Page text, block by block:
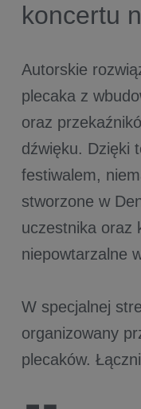
koncertu
Autorskie
plecaka z
oraz
dźwięku. Dzięki
festiwalem,
stworzone w
uczestnika oraz
niepowtarzalne
W specjalnej
organizowany
plecaków.